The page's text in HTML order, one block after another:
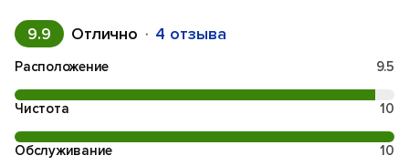
9.9 Отлично 4 отзыва
Расположение 9.5
Чистота 10
Обслуживание 10